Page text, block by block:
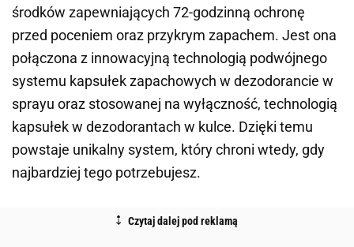
środków zapewniających 72-godzinną ochronę
przed poceniem oraz przykrym zapachem. Jest ona
połączona z innowacyjną technologią podwójnego
systemu kapsułek zapachowych w dezodorancie w
sprayu oraz stosowanej na wyłączność, technologią
kapsułek w dezodorantach w kulce. Dzięki temu
powstaje unikalny system, który chroni wtedy, gdy
najbardziej tego potrzebujesz.